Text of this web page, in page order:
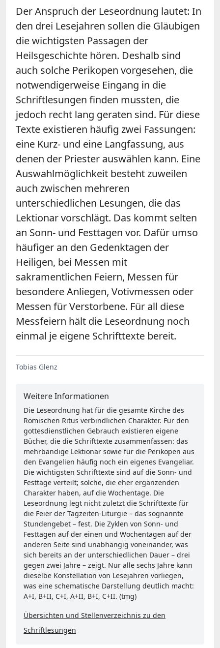
Der Anspruch der Leseordnung lautet: In
den drei Lesejahren sollen die Gläubigen
die wichtigsten Passagen der
Heilsgeschichte hören. Deshalb sind
auch solche Perikopen vorgesehen, die
notwendigerweise Eingang in die
Schriftlesungen finden mussten, die
jedoch recht lang geraten sind. Für diese
Texte existieren häufig zwei Fassungen:
eine Kurz- und eine Langfassung, aus
denen der Priester auswählen kann. Eine
Auswahlmöglichkeit besteht zuweilen
auch zwischen mehreren
unterschiedlichen Lesungen, die das
Lektionar vorschlägt. Das kommt selten
an Sonn- und Festtagen vor. Dafür umso
häufiger an den Gedenktagen der
Heiligen, bei Messen mit
sakramentlichen Feiern, Messen für
besondere Anliegen, Votivmessen oder
Messen für Verstorbene. Für all diese
Messfeiern hält die Leseordnung noch
einmal je eigene Schrifttexte bereit.
Tobias Glenz
Weitere Informationen
Die Leseordnung hat für die gesamte Kirche des
Römischen Ritus verbindlichen Charakter. Für den
gottesdienstlichen Gebrauch existieren eigene
Bücher, die die Schrifttexte zusammenfassen: das
mehrbändige Lektionar sowie für die Perikopen aus
den Evangelien häufig noch ein eigenes Evangeliar.
Die wichtigsten Schrifttexte sind auf die Sonn- und
Festtage verteilt; solche, die eher ergänzenden
Charakter haben, auf die Wochentage. Die
Leseordnung legt nicht zuletzt die Schrifttexte für
die Feier der Tagzeiten-Liturgie – das sognannte
Stundengebet – fest. Die Zyklen von Sonn- und
Festtagen auf der einen und Wochentagen auf der
anderen Seite sind unabhängig voneinander, was
sich bereits an der unterschiedlichen Dauer – drei
gegen zwei Jahre – zeigt. Nur alle sechs Jahre kann
dieselbe Konstellation von Lesejahren vorliegen,
was eine schematische Darstellung deutlich macht:
A+I, B+II, C+I, A+II, B+I, C+II. (tmg)
Übersichten und Stellenverzeichnis zu den
Schriftlesungen